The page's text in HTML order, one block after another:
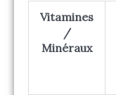
Vitamines
/
Minéraux